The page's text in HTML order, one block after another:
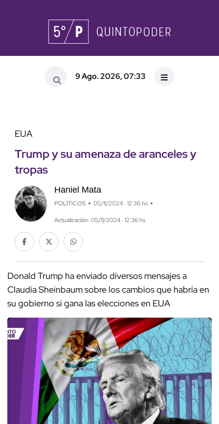
9 Ago. 2026, 07:33
EUA
Trump y su amenaza de aranceles y
tropas
Haniel Mata
POLÍTICOS 05/11/2024 · 12:36 hs
Actualización: 05/11/2024 · 12:36 hs
Donald Trump ha enviado diversos mensajes a
Claudia Sheinbaum sobre los cambios que habría en
su gobierno si gana las elecciones en EUA